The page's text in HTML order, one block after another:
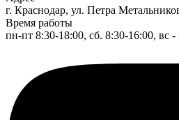
г. Краснодар, ул. Петра
Время работы
пн-пт 8:30-18:00, сб. 8:30-16:00, вс